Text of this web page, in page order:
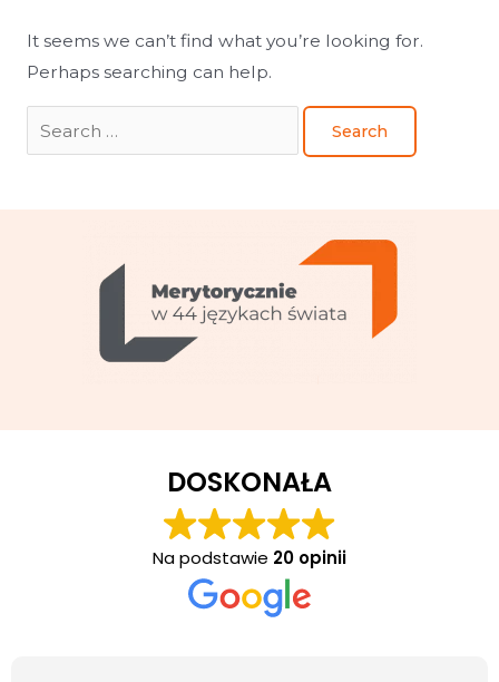
It seems we can’t find what you’re looking for.
Perhaps searching can help.
DOSKONAŁA
Na podstawie 20 opinii